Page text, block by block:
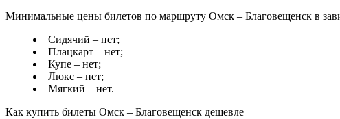
Минимальные цены билетов по маршруту Омск – Благовещенск в
Сидячий – нет;
Плацкарт – нет;
Купе – нет;
Люкс – нет;
Мягкий – нет.
Как купить билеты Омск – Благовещенск дешевле